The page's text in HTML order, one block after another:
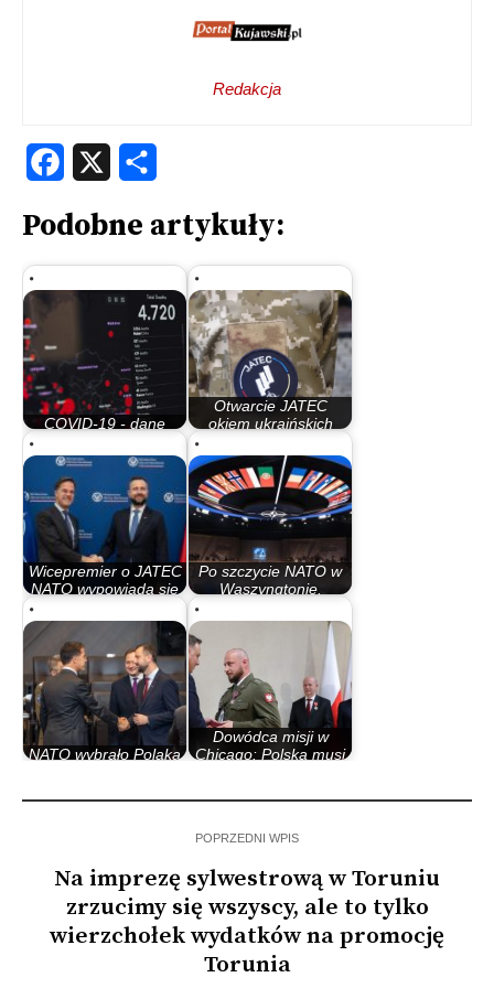
Redakcja
Facebook
Podobne artykuły:
COVID-19 - dane
Otwarcie JATEC
okiem ukraińskich
Wicepremier o JATEC
NATO wypowiada się
Po szczycie NATO w
Waszyngtonie.
Bydgoszcz stała się…
NATO wybrało Polaka
Dowódca misji w
Chicago: Polska musi
POPRZEDNI WPIS
Na imprezę sylwestrową w Toruniu
zrzucimy się wszyscy, ale to tylko
wierzchołek wydatków na promocję
Torunia